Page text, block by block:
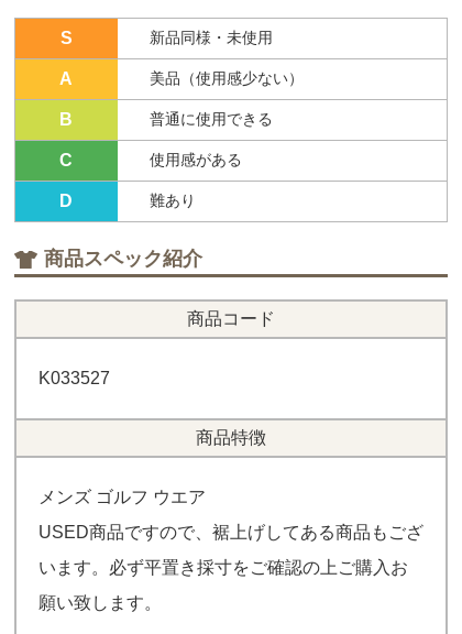
S 新品同様・未使用
A 美品（使用感少ない）
B 普通に使用できる
C 使用感がある
D 難あり
商品スペック紹介
商品コード
K033527
商品特徴
メンズ ゴルフ ウエア
USED商品ですので、裾上げしてある商品もござ
います。必ず平置き採寸をご確認の上ご購入お
願い致します。